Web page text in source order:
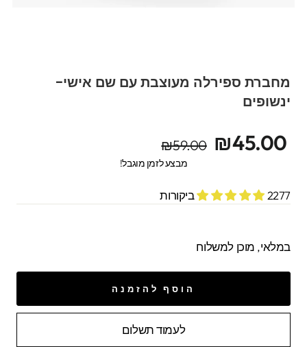
מחברת ספירלה מעוצבת עם שם אישי-
ינשופים
מחיר
מקורי
מחיר
מבצע
₪45.00
₪59.00
מבצע לזמן מוגבל!
2277 ביקורות
במלאי, מוכן למשלוח
הוסף להזמנה
לעמוד תשלום